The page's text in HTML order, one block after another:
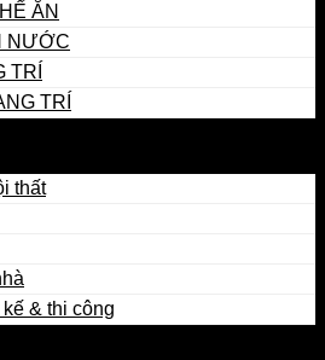
ĂN
NƯỚC
TRÍ
TRÍ
thất
& thi công